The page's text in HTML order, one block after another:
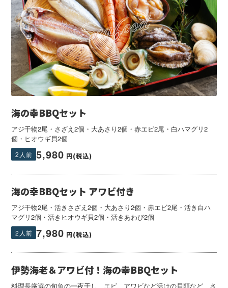
海の幸BBQセット
アジ干物2尾・さざえ2個・大あさり2個・赤エビ2尾・白ハマグリ2
個・ヒオウギ貝2個
2人前 5,980 円(税込)
海の幸BBQセット アワビ付き
アジ干物2尾・活きさざえ2個・大あさり2個・赤エビ2尾・活き白ハ
マグリ2個・活きヒオウギ貝2個・活きあわび2個
2人前 7,980 円(税込)
伊勢海老＆アワビ付！海の幸BBQセット
料理長厳選の旬魚の一夜干し、エビ、アワビなど活けの貝類など、さ